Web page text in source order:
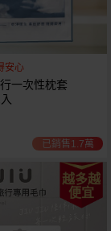
安心
一次性枕套
已銷售1.7萬
越多越
便宜